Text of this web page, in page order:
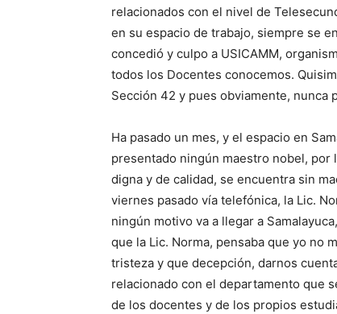
relacionados con el nivel de
en su espacio de trabajo, siempre se
concedió y culpo a USICAMM,
todos los Docentes conocemos.
Sección 42 y pues obviamente, nunca
Ha pasado un mes, y el espacio en
presentado ningún maestro nobel, por
digna y de calidad, se encuentra sin
viernes pasado vía telefónica, la Lic.
ningún motivo va a llegar a
que la Lic. Norma, pensaba que yo no
tristeza y que decepción, darnos
relacionado con el departamento que
de los docentes y de los propios